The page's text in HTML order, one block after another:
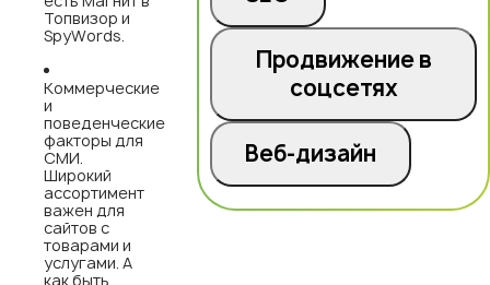
Продвижение в
соцсетях
Веб-дизайн
Топвизор и
SpyWords.
Коммерческие
и
поведенческие
факторы для
СМИ.
Широкий
ассортимент
важен для
сайтов с
товарами и
услугами. А
как быть